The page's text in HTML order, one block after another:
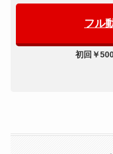
フル
初回￥